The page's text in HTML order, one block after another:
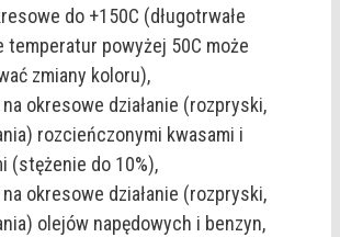
do +150C (długotrwałe
temperatur powyżej 50C może
zmiany koloru),
okresowe działanie (rozpryski,
rozcieńczonymi kwasami i
(stężenie do 10%),
okresowe działanie (rozpryski,
olejów napędowych i benzyn,